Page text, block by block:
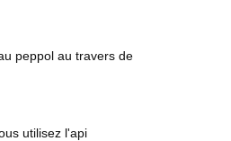
peppol au travers de
utilisez l'api